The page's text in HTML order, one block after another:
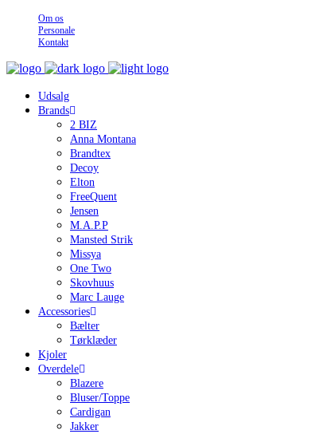
Om os
Personale
Kontakt
Udsalg
Brands
2 BIZ
Anna Montana
Brandtex
Decoy
Elton
FreeQuent
Jensen
M.A.P.P
Mansted Strik
Missya
One Two
Skovhuus
Marc Lauge
Accessories
Bælter
Tørklæder
Kjoler
Overdele
Blazere
Bluser/Toppe
Cardigan
Jakker